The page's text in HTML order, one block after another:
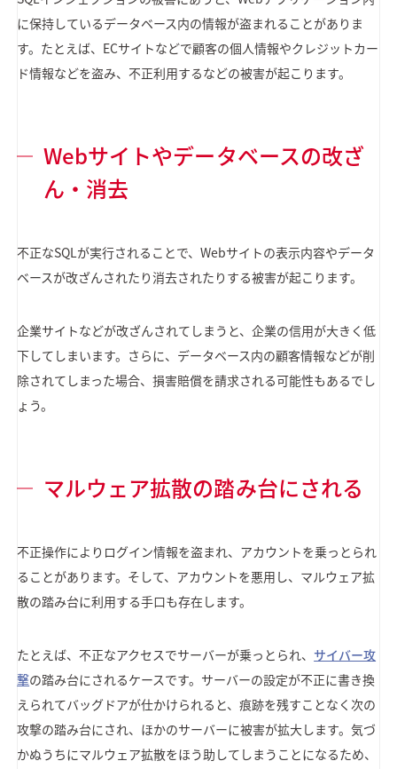
に保持しているデータベース内の情報が盗まれることがありま
す。たとえば、ECサイトなどで顧客の個人情報やクレジットカー
ド情報などを盗み、不正利用するなどの被害が起こります。
Webサイトやデータベースの改ざ
ん・消去
不正なSQLが実行されることで、Webサイトの表示内容やデータ
ベースが改ざんされたり消去されたりする被害が起こります。
企業サイトなどが改ざんされてしまうと、企業の信用が大きく低
下してしまいます。さらに、データベース内の顧客情報などが削
除されてしまった場合、損害賠償を請求される可能性もあるでし
ょう。
マルウェア拡散の踏み台にされる
不正操作によりログイン情報を盗まれ、アカウントを乗っとられ
ることがあります。そして、アカウントを悪用し、マルウェア拡
散の踏み台に利用する手口も存在します。
たとえば、不正なアクセスでサーバーが乗っとられ、 サイバー攻
撃の踏み台にされるケースです。サーバーの設定が不正に書き換
えられてバッグドアが仕かけられると、痕跡を残すことなく次の
攻撃の踏み台にされ、ほかのサーバーに被害が拡大します。気づ
かぬうちにマルウェア拡散をほう助してしまうことになるため、